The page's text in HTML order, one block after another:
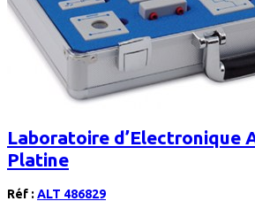
Laboratoire d’Electronique
Platine
Réf : ALT 486829